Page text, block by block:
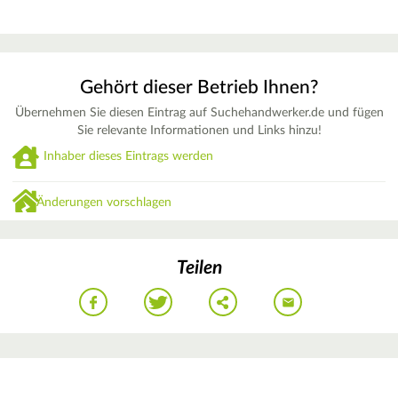
Gehört dieser Betrieb Ihnen?
Übernehmen Sie diesen Eintrag auf Suchehandwerker.de und fügen
Sie relevante Informationen und Links hinzu!
Inhaber dieses Eintrags werden
Änderungen vorschlagen
Teilen